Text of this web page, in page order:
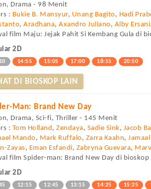
Drama - 98 Menit
: Bukie B. Mansyur, Unang Bagito, Hadi
,Aradhana,Axandro Juliano, Alby Ersani.
film Maju: Jejak Pahit Si Kembang Gula di
2D
14:55 15:05 17:00 18:55 20:50
DI BIOSKOP LAIN
Man: Brand New Day
Drama, Sci-fi, Thriller - 145 Menit
: Tom Holland,Zendaya, Sadie Sink, Jacob
Mando, Mark Ruffalo, Zarra Kaahn,
Zayas, Eman Esfandi, Zabryna Guevara,
film Spider-man: Brand New Day di
2D
12:15 12:45 13:15 14:25 15:25